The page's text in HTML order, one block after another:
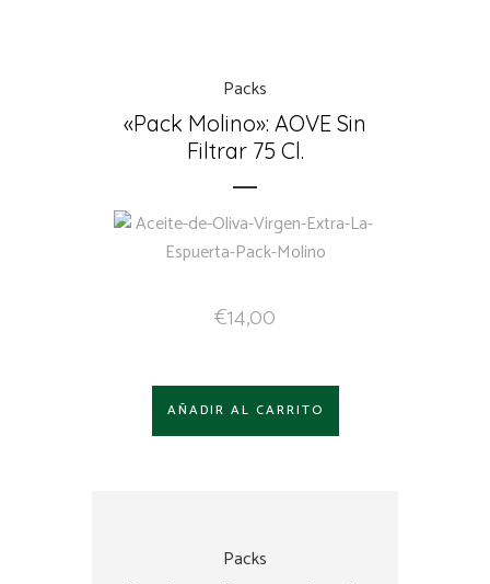
Packs
«Pack Molino»: AOVE Sin
Filtrar 75 Cl.
€14,00
AÑADIR AL CARRITO
Packs